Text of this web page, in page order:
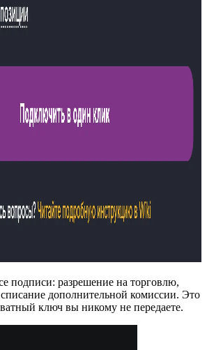
подписи: разрешение на торговлю,
дополнительной комиссии. Это
ключ вы никому не передаете.